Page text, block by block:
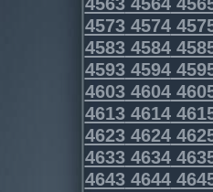
45734574
45834584
45934594
46034604
46134614
46234624
46334634
46434644